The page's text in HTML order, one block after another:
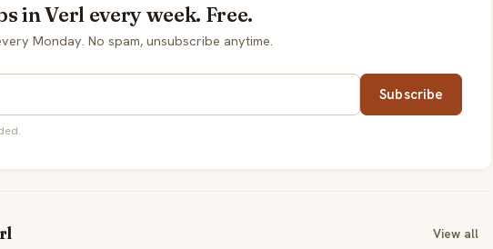
in Verl every week. Free.
Monday. No spam, unsubscribe anytime.
Subscribe
View all